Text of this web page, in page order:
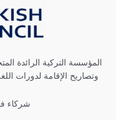
المؤسسة التركية الرائدة
وتصاريح الإقامة لدورات
شركاء في